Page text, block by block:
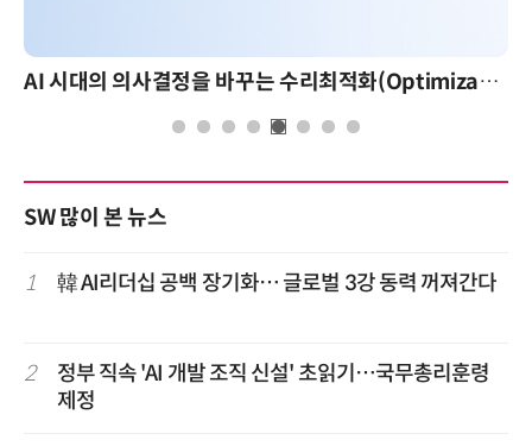
AI 시대의 의사결정을 바꾸는 수리최적화(Optimization): 실제 산업 적용 사례와 활용 전략
SW 많이 본 뉴스
1 韓 AI리더십 공백 장기화… 글로벌 3강 동력 꺼져간다
2
정부 직속 'AI 개발 조직 신설' 초읽기…국무총리훈령
제정